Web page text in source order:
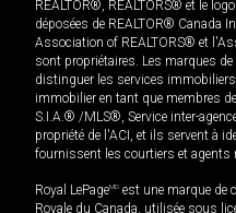
REALTOR®, REALTORS® et le
déposées de REALTOR® Canada
Association of REALTORS® et
sont propriétaires. Les marques
distinguer les services
immobilier en tant que membres
S.I.A.® /MLS®, Service inter-
propriété de l'ACI, et ils servent à
fournissent les courtiers et agents
Royal LePageMD est une marque de
Royale du Canada, utilisée sous